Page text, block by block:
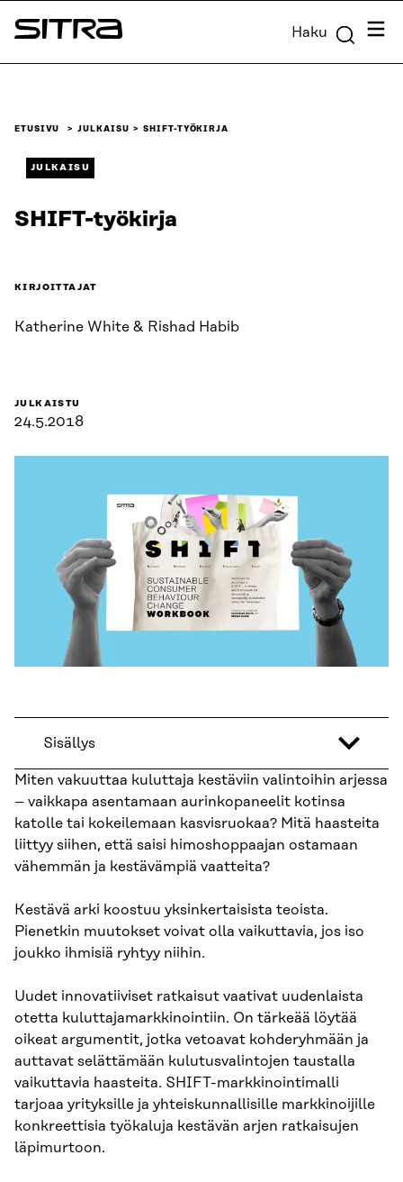
Siirry
suoraan
Sitra Haku
ETUSIVU JULKAISU SHIFT-TYÖKIRJA
JULKAISU
SHIFT-työkirja
KIRJOITTAJAT
Katherine White & Rishad Habib
JULKAISTU
24.5.2018
Sisällys
Miten vakuuttaa kuluttaja kestäviin valintoihin arjessa
– vaikkapa asentamaan aurinkopaneelit kotinsa
katolle tai kokeilemaan kasvisruokaa? Mitä haasteita
liittyy siihen, että saisi himoshoppaajan ostamaan
vähemmän ja kestävämpiä vaatteita?
Kestävä arki koostuu yksinkertaisista teoista.
Pienetkin muutokset voivat olla vaikuttavia, jos iso
joukko ihmisiä ryhtyy niihin.
Uudet innovatiiviset ratkaisut vaativat uudenlaista
otetta kuluttajamarkkinointiin. On tärkeää löytää
oikeat argumentit, jotka vetoavat kohderyhmään ja
auttavat selättämään kulutusvalintojen taustalla
vaikuttavia haasteita. SHIFT-markkinointimalli
tarjoaa yrityksille ja yhteiskunnallisille markkinoijille
konkreettisia työkaluja kestävän arjen ratkaisujen
läpimurtoon.